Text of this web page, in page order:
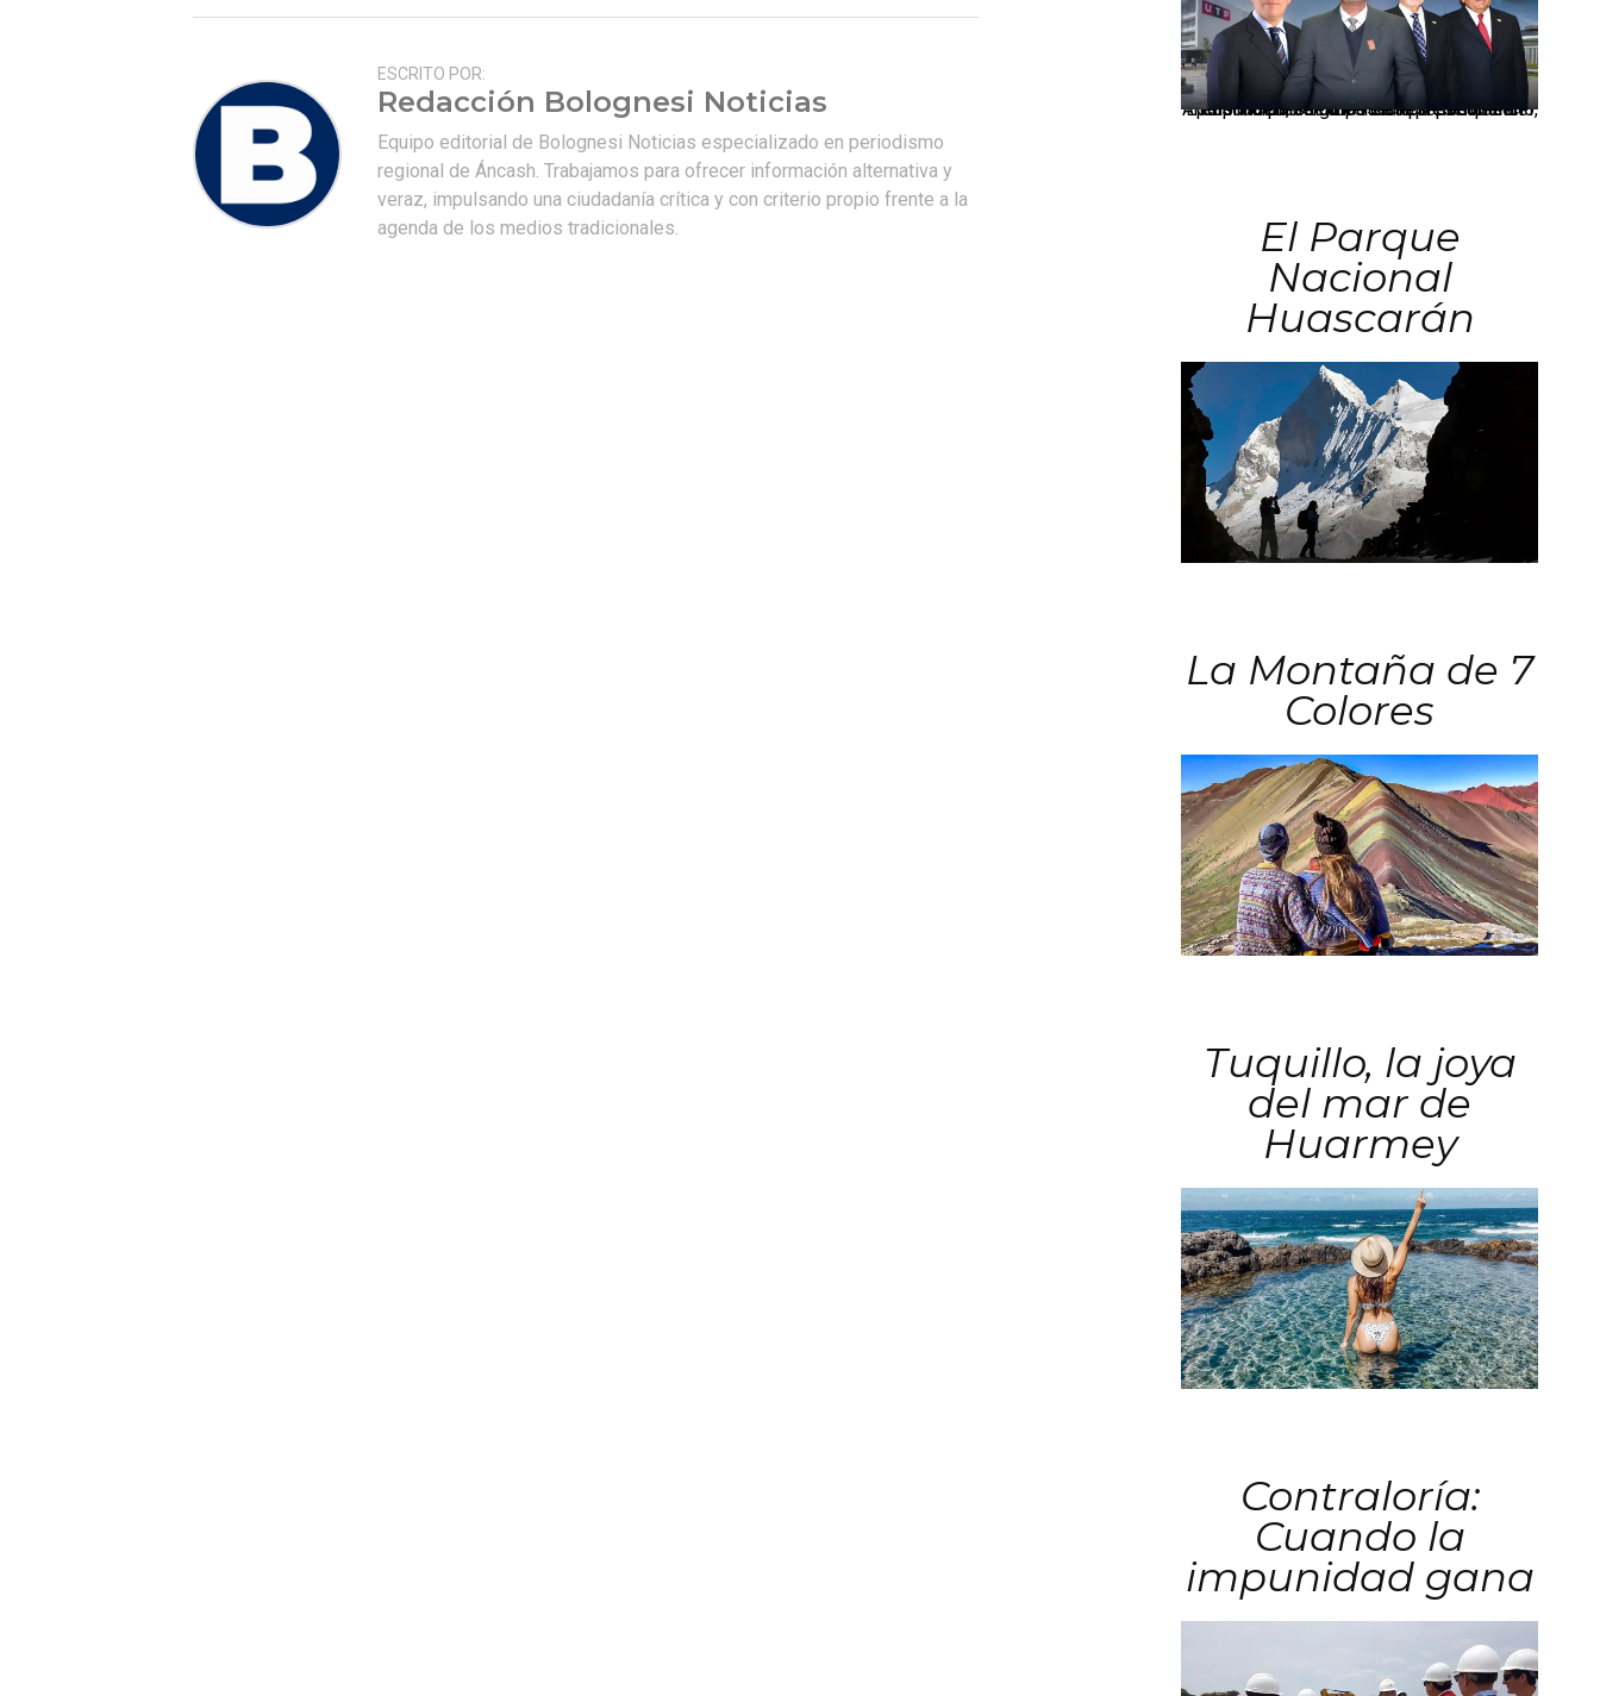
ESCRITO POR:
Redacción Bolognesi Noticias
Equipo editorial de Bolognesi Noticias especializado en periodismo
regional de Áncash. Trabajamos para ofrecer información alternativa y
veraz, impulsando una ciudadanía crítica y con criterio propio frente a la
agenda de los medios tradicionales.
Los principales grupos empresariales del país mantienen una fuerte presencia en Áncash mediante inversiones en comercio, educación, salud e industria pesquera.
El Parque
Nacional
Huascarán
La Montaña de 7
Colores
Tuquillo, la joya
del mar de
Huarmey
Contraloría:
Cuando la
impunidad gana